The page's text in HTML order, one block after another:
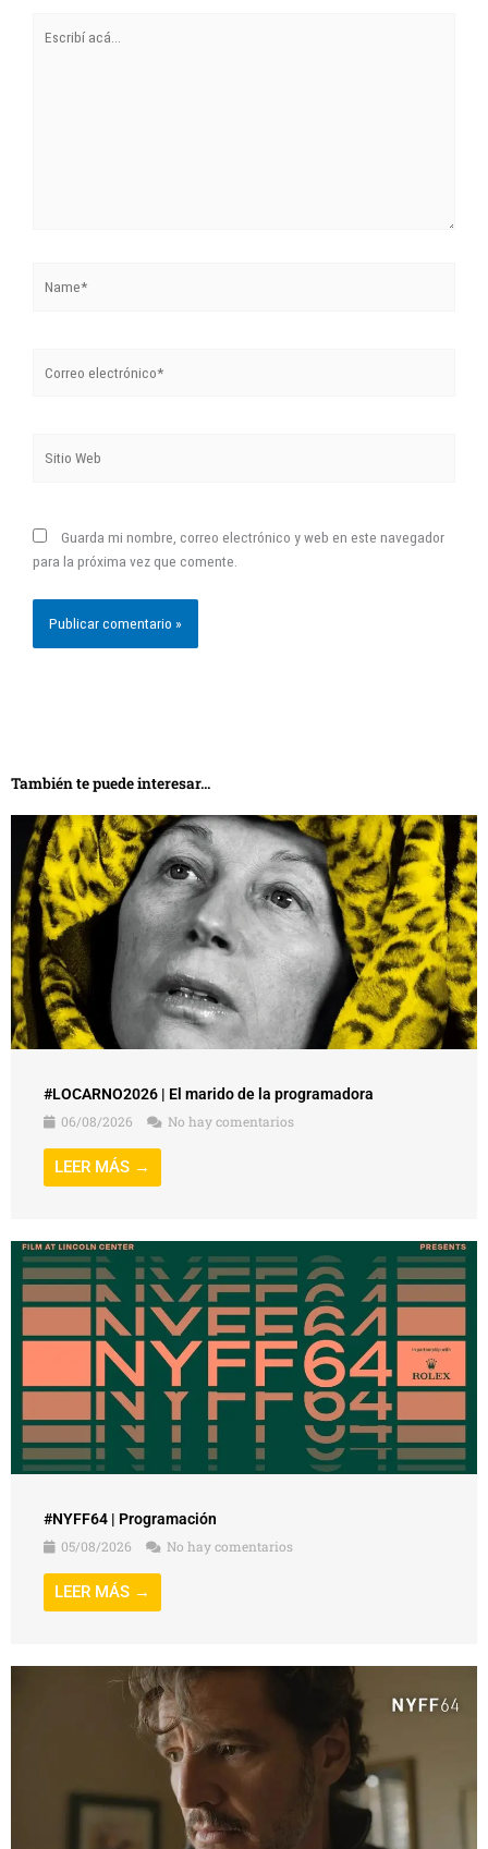
acá...
electrónico*
Web
Guarda mi nombre, correo electrónico y web en este navegador
para la próxima vez que comente.
También te puede interesar...
#LOCARNO2026 | El marido de la programadora
06/08/2026
No hay comentarios
LEER MÁS →
#NYFF64 | Programación
05/08/2026
No hay comentarios
LEER MÁS →